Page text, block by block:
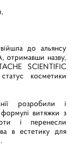
до альянсу
отримавши назву,
SCIENTIFIC
косметики
розробили і
витяжки з
і перенесли
в естетику для